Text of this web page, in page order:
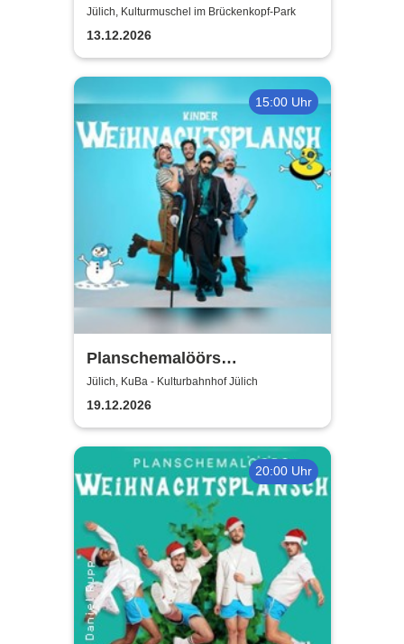
Singers & Band
Jülich, Kulturmuschel im Brückenkopf-Park
13.12.2026
15:00 Uhr
Planschemalöörs
Kinderweihnachtsplansch -
Jülich
Jülich, KuBa - Kulturbahnhof Jülich
19.12.2026
20:00 Uhr